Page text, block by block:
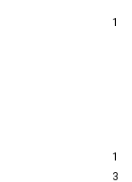
1
1
3